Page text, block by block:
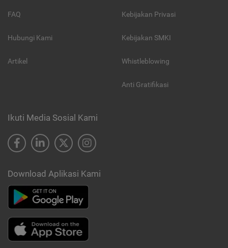
FAQ
Hubungi Kami
Artikel
Kebijakan Privasi
Kebijakan SMKI
Whistleblowing
Anti Gratifikasi
Ikuti Media Sosial Kami
Download Aplikasi Kami